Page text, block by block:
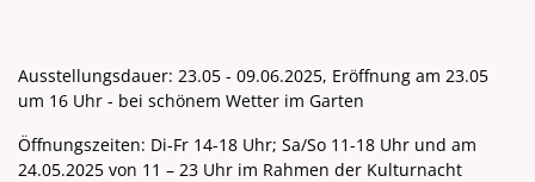
Ausstellungsdauer: 23.05 - 09.06.2025, Eröffnung am 23.05
um 16 Uhr - bei schönem Wetter im Garten
Öffnungszeiten: Di-Fr 14-18 Uhr; Sa/So 11-18 Uhr und am
24.05.2025 von 11 – 23 Uhr im Rahmen der Kulturnacht